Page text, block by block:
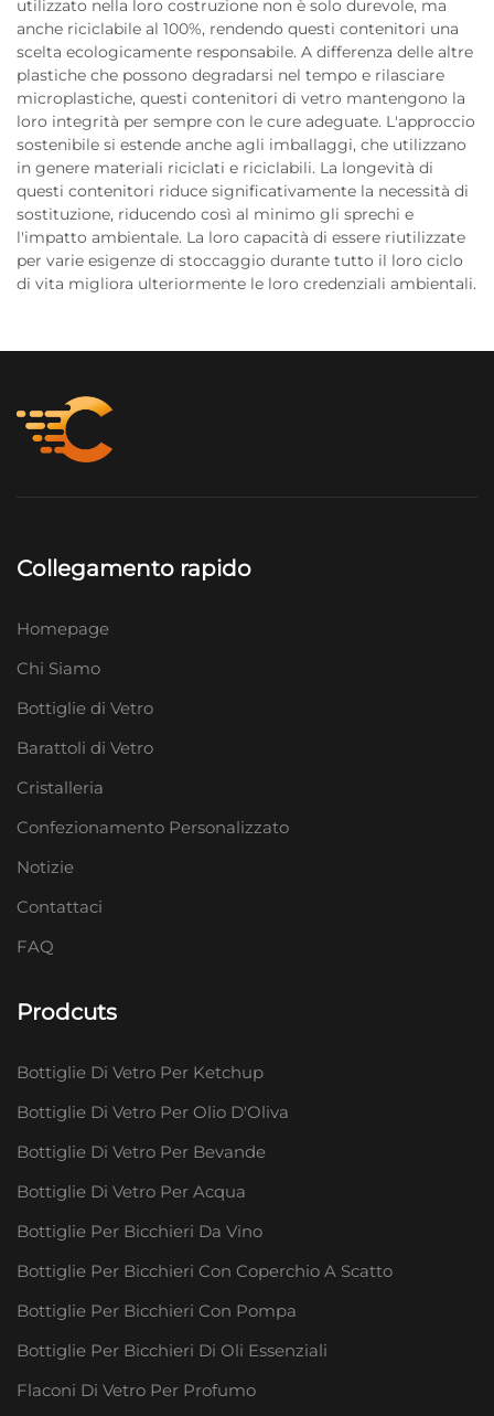
utilizzato nella loro costruzione non è solo durevole, ma
anche riciclabile al 100%, rendendo questi contenitori una
scelta ecologicamente responsabile. A differenza delle altre
plastiche che possono degradarsi nel tempo e rilasciare
microplastiche, questi contenitori di vetro mantengono la
loro integrità per sempre con le cure adeguate. L'approccio
sostenibile si estende anche agli imballaggi, che utilizzano
in genere materiali riciclati e riciclabili. La longevità di
questi contenitori riduce significativamente la necessità di
sostituzione, riducendo così al minimo gli sprechi e
l'impatto ambientale. La loro capacità di essere riutilizzate
per varie esigenze di stoccaggio durante tutto il loro ciclo
di vita migliora ulteriormente le loro credenziali ambientali.
Collegamento rapido
Homepage
Chi Siamo
Bottiglie di Vetro
Barattoli di Vetro
Cristalleria
Confezionamento Personalizzato
Notizie
Contattaci
FAQ
Prodcuts
Bottiglie Di Vetro Per Ketchup
Bottiglie Di Vetro Per Olio D'Oliva
Bottiglie Di Vetro Per Bevande
Bottiglie Di Vetro Per Acqua
Bottiglie Per Bicchieri Da Vino
Bottiglie Per Bicchieri Con Coperchio A Scatto
Bottiglie Per Bicchieri Con Pompa
Bottiglie Per Bicchieri Di Oli Essenziali
Flaconi Di Vetro Per Profumo